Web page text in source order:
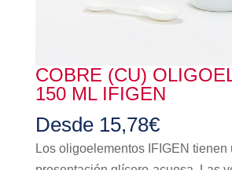
COBRE (CU)
150 ML IFIGEN
Desde 15,78€
Los oligoelementos IFIGEN tienen